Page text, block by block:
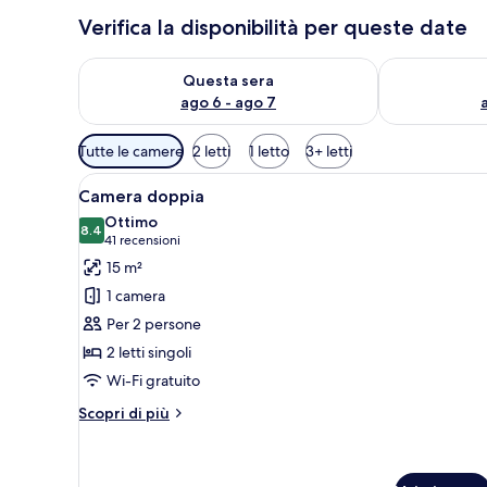
Verifica la disponibilità per queste date
Questa sera
ago 6 - ago 7
Verifica la disponibilità per questa sera, ago 6 - ago 7
Verifica la
Filtri
disponibili
per
le
camere
Tutte le camere 2 letti 1 letto 3+ letti
Apri
tutte
le
foto
per
Camera
doppia
Una camera d'albergo con
7
Camera doppia
8.48.4 su 10
Ottimo
41 recensioni
(41
recensioni)
15 m²
1 camera
Per 2 persone
2 letti singoli
Wi-Fi gratuito
Scopri di più
Altri